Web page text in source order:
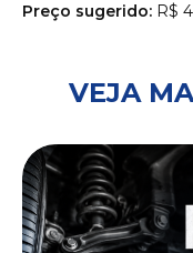
Preço sugerido: R$
VEJA